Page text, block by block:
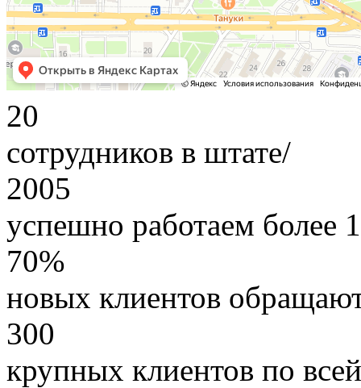
20
сотрудников в штате/
2005
успешно работаем более
70%
новых клиентов
300
крупных клиентов по